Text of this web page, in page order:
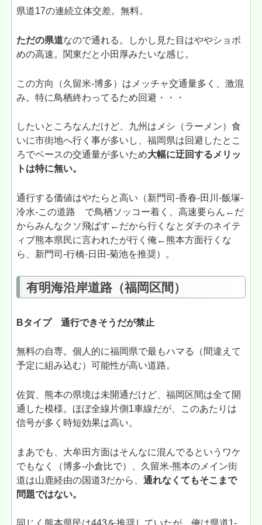
県道17の連続立体交差。無料。
ただの県道なので通れる。しかし見た目はややショボ
めの高速。関東だと小田厚みたいな感じ。
この方向（久留米-博多）はメッチャ交通量多く、激混
み。特に鳥栖終わってるため回避・・・
したいところなんだけど、九州はメシ（ラーメン）食
いに市街地へ行く事が多いし、福岡県は回避したとこ
ろでベースの交通量が多いため大幅に迂回するメリッ
トは特に無い。
通行する価値はやたらと高い（新門司-香春-田川-飯塚-
冷水-この道路 で鳥栖ソッコー着く、高速要らん←だ
からみんなクソ飛ばす←だから行くなとダチのネイテ
ィブ熊本県民に言われたが行く俺←熊本方面行くな
ら、新門司-行橋-日田-菊池を推奨）。
有明海沿岸道路（福岡区間）
Bタイプ 通行できそうだが禁止
無料の自専。個人的に福岡県で最もハマる（間違えて
予定に組み込む）可能性が高い道路。
佐賀、熊本の県境は未開通だけど、福岡区間は全て開
通した模様。ほぼ全線片側1車線だが、このあたりは
信号が多く時短効果は高い。
まあでも、大牟田方面はそんなに混んでるというワケ
でもなく（博多-小倉比で）、久留米-熊本のメイン街
道は山鹿経由の国道3だから、通れなくてもそこまで
問題ではない。